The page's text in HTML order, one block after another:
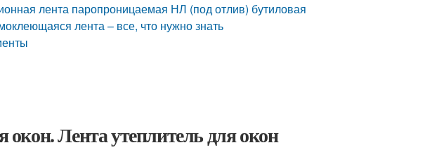
лента паропроницаемая НЛ (под отлив) бутиловая
лента – все, что нужно знать
Лента утеплитель для окон